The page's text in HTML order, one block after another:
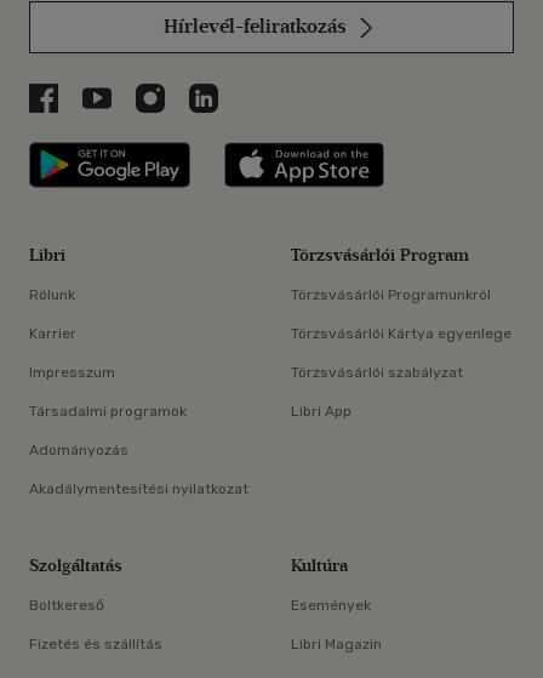
Hírlevél-feliratkozás
Libri a Facebookon
Libri a Youtube-on
Libri az Instagramon
Libri a LinkedInen
Libri applikáció Szerezd meg: Google
Libri
Rólunk
Karrier
Impresszum
Társadalmi programok
Adományozás
Akadálymentesítési nyilatkozat
Törzsvásárlói Program
Törzsvásárlói Programunkról
Törzsvásárlói Kártya egyenlege
Törzsvásárlói szabályzat
Libri App
Szolgáltatás
Boltkereső
Fizetés és szállítás
Kultúra
Események
Libri Magazin